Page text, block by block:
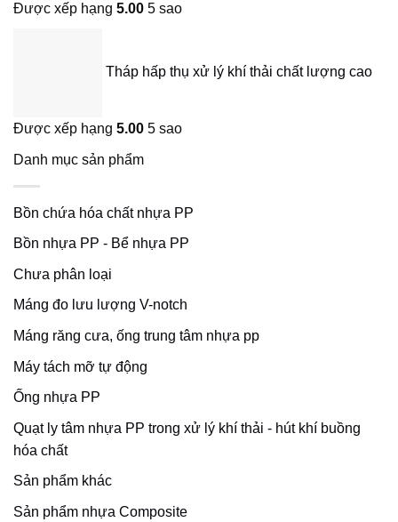
Được xếp hạng 5.00 5 sao
Tháp hấp thụ xử lý khí thải chất lượng cao
Được xếp hạng 5.00 5 sao
Danh mục sản phẩm
Bồn chứa hóa chất nhựa PP
Bồn nhựa PP - Bể nhựa PP
Chưa phân loại
Máng đo lưu lượng V-notch
Máng răng cưa, ống trung tâm nhựa pp
Máy tách mỡ tự động
Ống nhựa PP
Quạt ly tâm nhựa PP trong xử lý khí thải - hút khí buồng
hóa chất
Sản phẩm khác
Sản phẩm nhựa Composite